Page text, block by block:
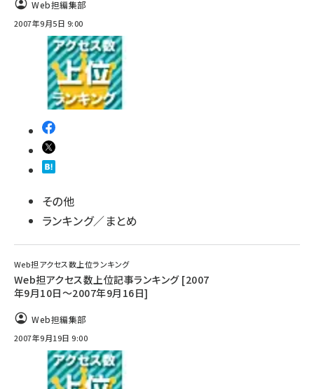
Web担編集部
2007年9月5日 9:00
その他
ランキング／まとめ
Web担アクセス数上位ランキング
Web担アクセス数上位記事ランキング [2007
年9月10日～2007年9月16日]
Web担編集部
2007年9月19日 9:00